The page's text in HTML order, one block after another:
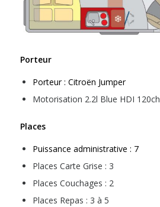
Porteur
Porteur : Citroën Jumper
Motorisation 2.2l Blue HDI 120ch
Places
Puissance administrative : 7
Places Carte Grise : 3
Places Couchages : 2
Places Repas : 3 à 5